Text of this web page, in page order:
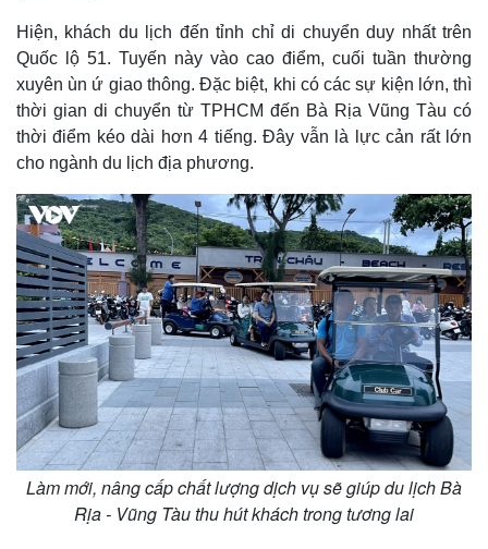
Hiện, khách du lịch đến tỉnh chỉ di chuyển duy nhất trên
Quốc lộ 51. Tuyến này vào cao điểm, cuối tuần thường
xuyên ùn ứ giao thông. Đặc biệt, khi có các sự kiện lớn, thì
thời gian di chuyển từ TPHCM đến Bà Rịa Vũng Tàu có
thời điểm kéo dài hơn 4 tiếng. Đây vẫn là lực cản rất lớn
cho ngành du lịch địa phương.
Làm mới, nâng cấp chất lượng dịch vụ sẽ giúp du lịch Bà
Rịa - Vũng Tàu thu hút khách trong tương lai